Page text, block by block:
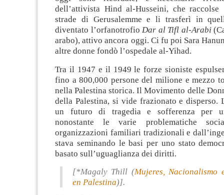
dell’attivista Hind al-Husseini, che
strade di Gerusalemme e li trasferì in
diventato l’orfanotrofio Dar al Tifl al-Arabi
arabo), attivo ancora oggi. Ci fu poi Sara
altre donne fondò l’ospedale al-Yihad.
Tra il 1947 e il 1949 le forze sioniste
fino a 800,000 persone del milione e mezzo
nella Palestina storica. Il Movimento delle
della Palestina, si vide frazionato e disperso.
un futuro di tragedia e sofferenza per
nonostante le varie problematiche
organizzazioni familiari tradizionali e
stava seminando le basi per uno stato
basato sull’uguaglianza dei diritti.
[*Magaly Thill (Mujeres, Nacionalismo
en Palestina)].